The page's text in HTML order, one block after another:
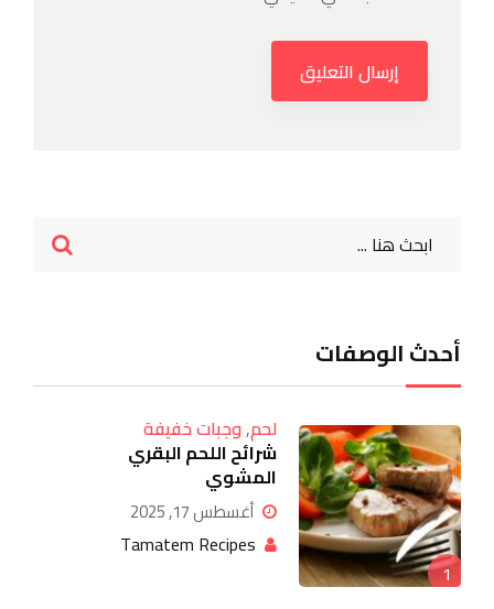
أحدث الوصفات
لحم,وجبات خفيفة
شرائح اللحم البقري
المشوي
أغسطس 17, 2025
Tamatem Recipes